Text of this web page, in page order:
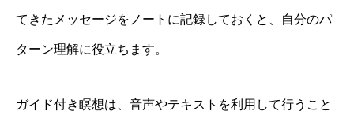
てきたメッセージをノートに記録しておくと、自分のパ
ターン理解に役立ちます。
ガイド付き瞑想は、音声やテキストを利用して行うこと